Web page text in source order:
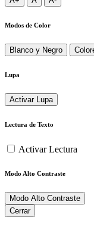
Modos de Color
Blanco y Negro
Lupa
Activar Lupa
Lectura de Texto
Activar Lectura
Modo Alto Contraste
Modo Alto Contraste
Cerrar